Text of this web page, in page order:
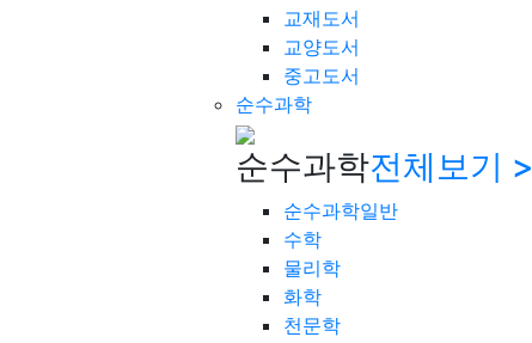
교재도서
교양도서
중고도서
순수과학
순수과학전체보기 >
순수과학일반
수학
물리학
화학
천문학